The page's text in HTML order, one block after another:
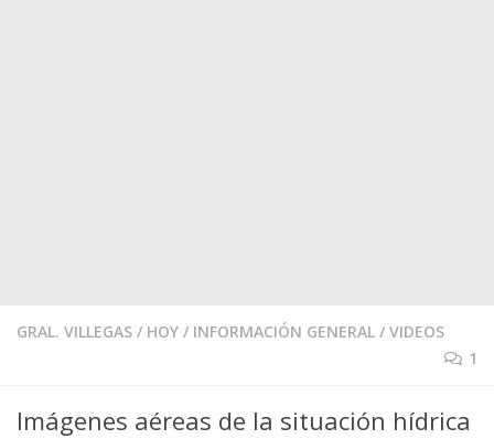
GRAL. VILLEGAS / HOY / INFORMACIÓN GENERAL / VIDEOS
1
Imágenes aéreas de la situación hídrica